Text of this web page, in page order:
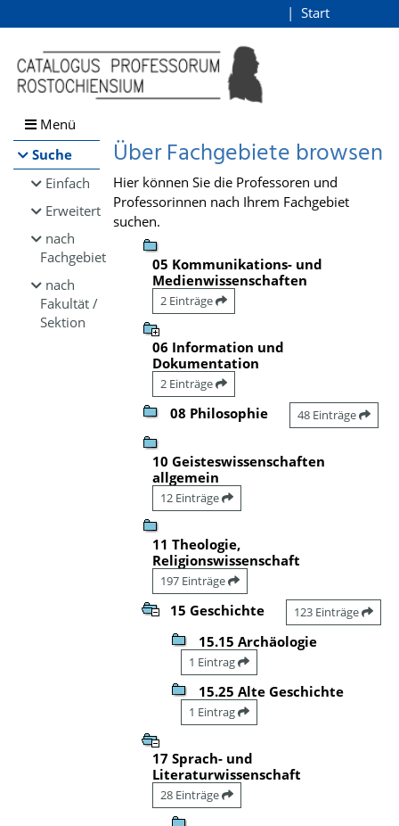
Browsen
direkt zum Inhalt
Start
Menü
Suche
Einfach
Erweitert
nach
Fachgebiet
nach
Fakultät /
Sektion
Über Fachgebiete browsen
Hier können Sie die Professoren und
Professorinnen nach Ihrem Fachgebiet
suchen.
05 Kommunikations- und
Medienwissenschaften
2 Einträge
06 Information und
Dokumentation
2 Einträge
08 Philosophie 48 Einträge
10 Geisteswissenschaften
allgemein
12 Einträge
11 Theologie,
Religionswissenschaft
197 Einträge
15 Geschichte 123 Einträge
15.15 Archäologie
1 Eintrag
15.25 Alte Geschichte
1 Eintrag
17 Sprach- und
Literaturwissenschaft
28 Einträge